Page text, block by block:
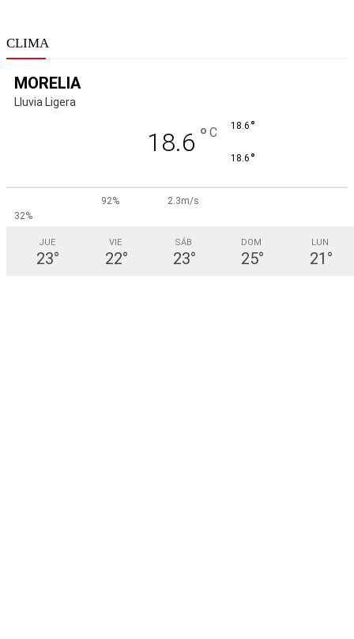
CLIMA
MORELIA
Lluvia Ligera
18.6 ° C 18.6 °
18.6 °
92%
2.3m/s
32%
JUE
23°
VIE
22°
SÁB
23°
DOM
25°
LUN
21 °